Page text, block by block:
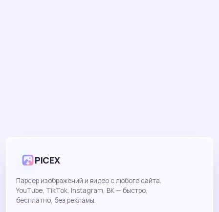
PICEX
Парсер изображений и видео с любого сайта.
YouTube, TikTok, Instagram, ВК — быстро,
бесплатно, без рекламы.